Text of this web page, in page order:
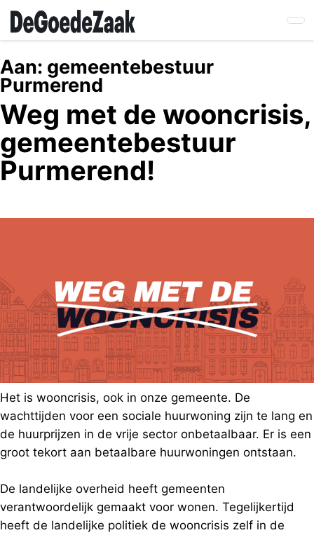
Skip
main
content
Aan: gemeentebestuur
Purmerend
Weg met de wooncrisis,
gemeentebestuur
Purmerend!
Het is wooncrisis, ook in onze gemeente. De
wachttijden voor een sociale huurwoning zijn te lang en
de huurprijzen in de vrije sector onbetaalbaar. Er is een
groot tekort aan betaalbare huurwoningen ontstaan.
De landelijke overheid heeft gemeenten
verantwoordelijk gemaakt voor wonen. Tegelijkertijd
heeft de landelijke politiek de wooncrisis zelf in de